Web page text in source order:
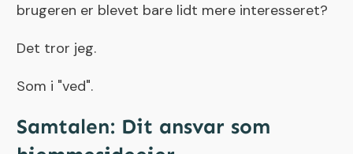
brugeren er blevet bare lidt mere interesseret?
Det tror jeg.
Som i "ved".
Samtalen: Dit ansvar som